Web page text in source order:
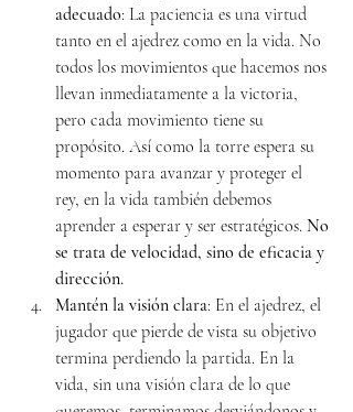
adecuado: La paciencia es una virtud
tanto en el ajedrez como en la vida. No
todos los movimientos que hacemos nos
llevan inmediatamente a la victoria,
pero cada movimiento tiene su
propósito. Así como la torre espera su
momento para avanzar y proteger el
rey, en la vida también debemos
aprender a esperar y ser estratégicos. No
se trata de velocidad, sino de eficacia y
dirección.
Mantén la visión clara: En el ajedrez, el
jugador que pierde de vista su objetivo
termina perdiendo la partida. En la
vida, sin una visión clara de lo que